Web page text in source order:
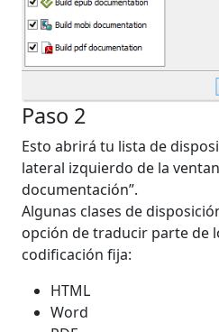
Paso 2
Esto abrirá tu lista de
lateral izquierdo de la
documentación”.
Algunas clases de
opción de traducir parte de
codificación fija:
HTML
Word